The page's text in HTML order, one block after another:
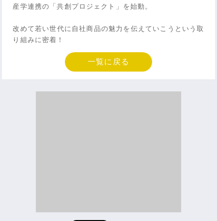
産学連携の「共創プロジェクト」を始動。
改めて若い世代に自社商品の魅力を伝えていこうという取
り組みに密着！
一覧に戻る